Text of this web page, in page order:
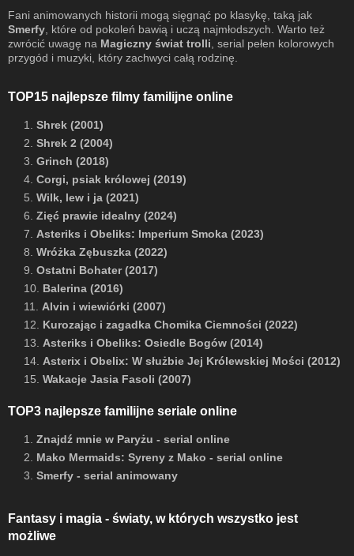
Fani animowanych historii mogą sięgnąć po klasykę, taką jak
Smerfy , które od pokoleń bawią i uczą najmłodszych. Warto też
zwrócić uwagę na Magiczny świat trolli , serial pełen kolorowych
przygód i muzyki, który zachwyci całą rodzinę.
TOP15 najlepsze filmy familijne online
1. Shrek (2001)
2. Shrek 2 (2004)
3. Grinch (2018)
4. Corgi, psiak królowej (2019)
5. Wilk, lew i ja (2021)
6. Zięć prawie idealny (2024)
7. Asteriks i Obeliks: Imperium Smoka (2023)
8. Wróżka Zębuszka (2022)
9. Ostatni Bohater (2017)
10. Balerina (2016)
11. Alvin i wiewiórki (2007)
12. Kurozając i zagadka Chomika Ciemności (2022)
13. Asteriks i Obeliks: Osiedle Bogów (2014)
14. Asterix i Obelix: W służbie Jej Królewskiej Mości (2012)
15. Wakacje Jasia Fasoli (2007)
TOP3 najlepsze familijne seriale online
1. Znajdź mnie w Paryżu - serial online
2. Mako Mermaids: Syreny z Mako - serial online
3. Smerfy - serial animowany
Fantasy i magia - światy, w których wszystko jest
możliwe